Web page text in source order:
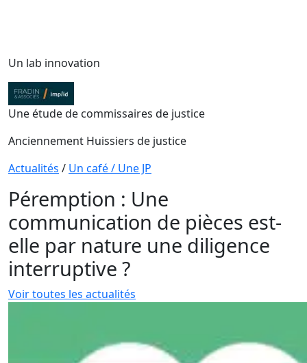
Un lab innovation
Une étude de commissaires de justice
Anciennement Huissiers de justice
Actualités / Un café / Une JP
Péremption : Une
communication de pièces est-
elle par nature une diligence
interruptive ?
Voir toutes les actualités